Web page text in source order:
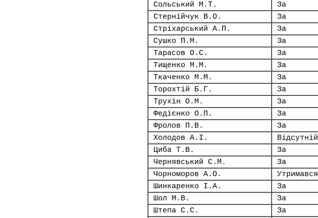
Сольський М.Т.
За
Стернійчук В.О.
За
Стріхарський А.П.
За
Сушко П.М.
За
Тарасов О.С.
За
Тищенко М.М.
За
Ткаченко М.М.
За
Торохтій Б.Г.
За
Трухін О.М.
За
Федієнко О.П.
За
Фролов П.В.
За
Холодов А.І.
Відсутній
Циба Т.В.
За
Чернявський С.М.
За
Чорноморов А.О.
Утримався
Шинкаренко І.А.
За
Шол М.В.
За
Штепа С.С.
За